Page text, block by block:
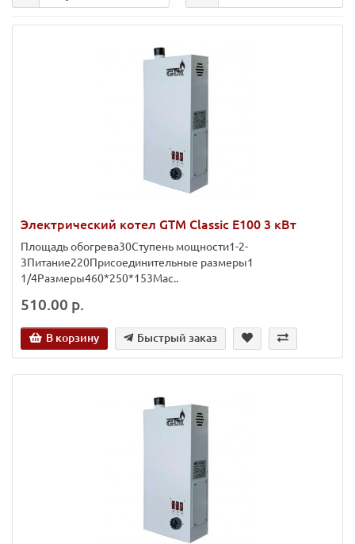
Электрический котел GTM Classic E100 3 кВт
Площадь обогрева30Ступень мощности1-2-
3Питание220Присоединительные размеры1
1/4Размеры460*250*153Мас..
510.00 р.
В корзину Быстрый заказ